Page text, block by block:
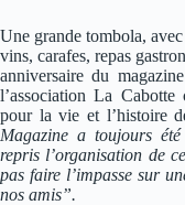
Une grande tombola,
vins, carafes, repas
anniversaire du
l’association La
pour la vie et l’histoire
Magazine a toujours
repris l’organisation de
pas faire l’impasse sur
nos amis”.